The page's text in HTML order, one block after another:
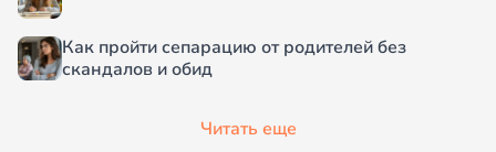
Как пройти сепарацию от родителей без
скандалов и обид
Читать еще